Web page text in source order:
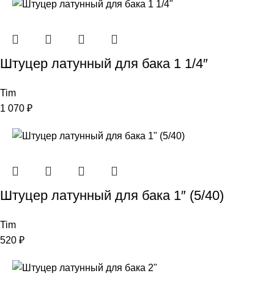
Штуцер латунный для бака 1 1/4″
Tim
1 070 ₽
Штуцер латунный для бака 1″ (5/40)
Tim
520 ₽